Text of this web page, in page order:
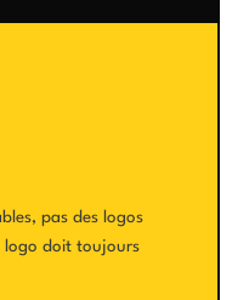
pas des logos
logo doit toujours